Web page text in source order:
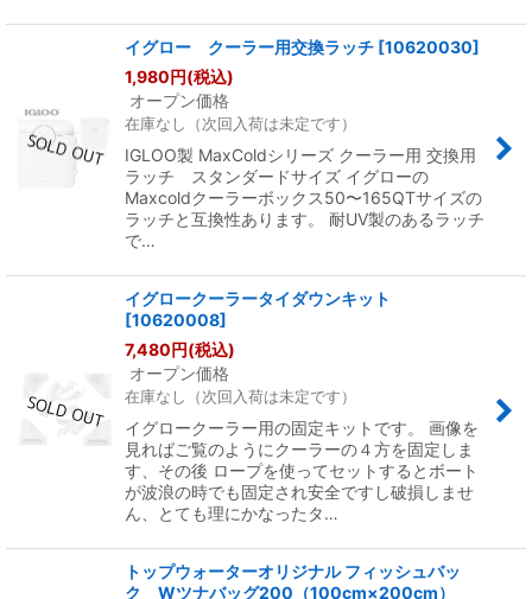
イグロー クーラー用交換ラッチ [10620030]
1,980円(税込)
オープン価格
在庫なし（次回入荷は未定です）
IGLOO製 MaxColdシリーズ クーラー用 交換用
ラッチ スタンダードサイズ イグローの
Maxcoldクーラーボックス50〜165QTサイズの
ラッチと互換性あります。 耐UV製のあるラッチ
で…
イグロークーラータイダウンキット
[10620008]
7,480円(税込)
オープン価格
在庫なし（次回入荷は未定です）
イグロークーラー用の固定キットです。 画像を
見ればご覧のようにクーラーの４方を固定しま
す、その後 ロープを使ってセットするとボート
が波浪の時でも固定され安全ですし破損しませ
ん、とても理にかなったタ…
トップウォーターオリジナル フィッシュバッ
ク Wツナバッグ200（100cm×200cm）